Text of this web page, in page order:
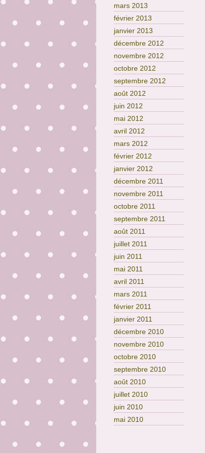
mars 2013
février 2013
janvier 2013
décembre 2012
novembre 2012
octobre 2012
septembre 2012
août 2012
juin 2012
mai 2012
avril 2012
mars 2012
février 2012
janvier 2012
décembre 2011
novembre 2011
octobre 2011
septembre 2011
août 2011
juillet 2011
juin 2011
mai 2011
avril 2011
mars 2011
février 2011
janvier 2011
décembre 2010
novembre 2010
octobre 2010
septembre 2010
août 2010
juillet 2010
juin 2010
mai 2010